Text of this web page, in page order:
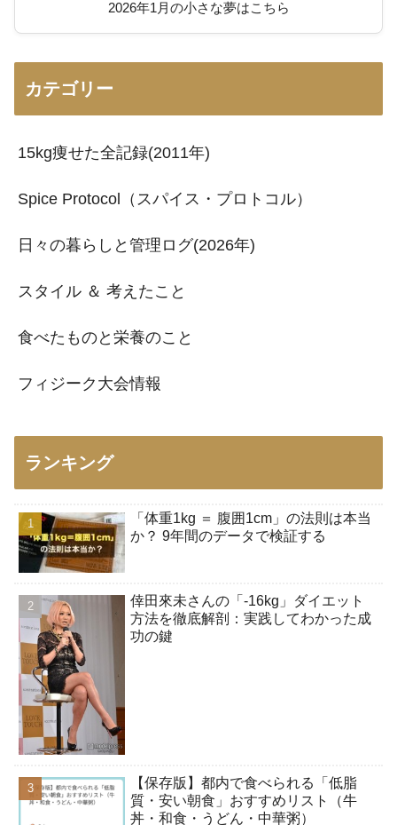
2026年1月の小さな夢はこちら
カテゴリー
15kg痩せた全記録(2011年)
Spice Protocol（スパイス・プロトコル）
日々の暮らしと管理ログ(2026年)
スタイル ＆ 考えたこと
食べたものと栄養のこと
フィジーク大会情報
ランキング
「体重1kg ＝ 腹囲1cm」の法則は本当
か？ 9年間のデータで検証する
倖田來未さんの「-16kg」ダイエット
方法を徹底解剖：実践してわかった成
功の鍵
【保存版】都内で食べられる「低脂
質・安い朝食」おすすめリスト（牛
丼・和食・うどん・中華粥）